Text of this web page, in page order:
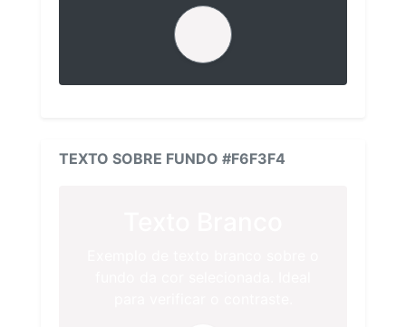
TEXTO SOBRE FUNDO #F6F3F4